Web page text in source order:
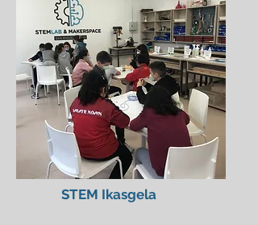
STEM Ikasgela